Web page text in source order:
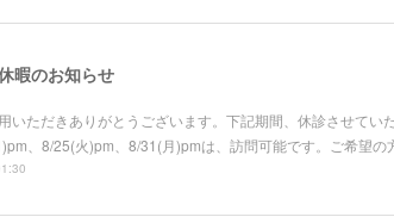
暇のお知らせ
いただきありがとうございます。下記期間、休診させて
、8/25(火)pm、8/31(月)pmは、訪問可能です。ご希望